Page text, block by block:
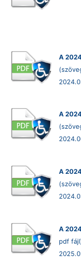
A
A
A
A
pdf